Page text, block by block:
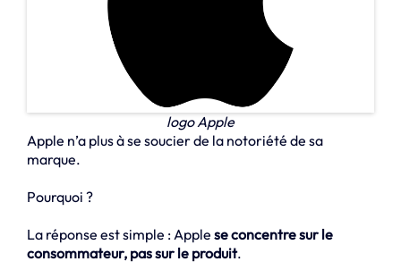
logo Apple
Apple n’a plus à se soucier de la notoriété de sa
marque.
Pourquoi ?
La réponse est simple : Apple se concentre sur le
consommateur, pas sur le produit.